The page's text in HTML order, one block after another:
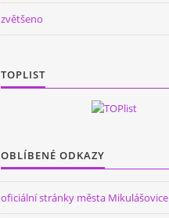
zvětšeno
TOPLIST
OBLÍBENÉ ODKAZY
oficiální stránky města Mikulášovice